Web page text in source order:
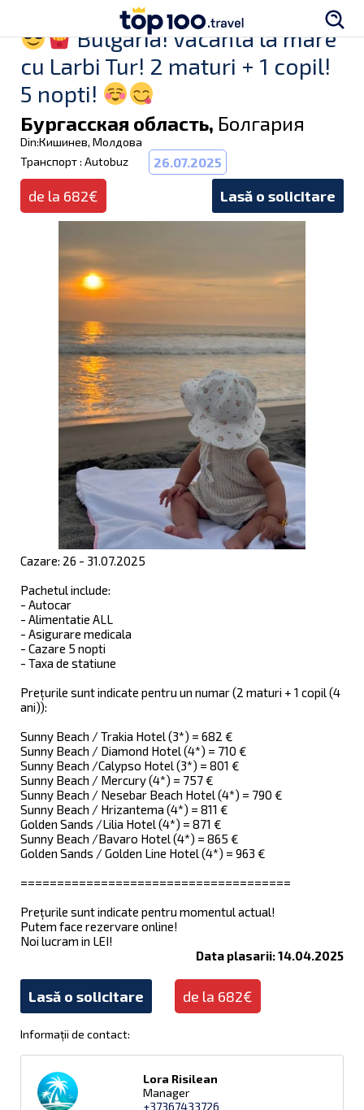
Bulgaria! Vacanta la mare
cu Larbi Tur! 2 maturi + 1 copil!
5 nopti!
Бургасская область, Болгария
Din:Кишинев, Молдова
Транспорт : Autobuz
26.07.2025
de la 682€ Lasă o solicitare
Cazare: 26 - 31.07.2025
Pachetul include:
- Autocar
- Alimentatie ALL
- Asigurare medicala
- Cazare 5 nopti
- Taxa de statiune
Prețurile sunt indicate pentru un numar (2 maturi + 1 copil (4
ani)):
Sunny Beach / Trakia Hotel (3*) = 682 €
Sunny Beach / Diamond Hotel (4*) = 710 €
Sunny Beach /Calypso Hotel (3*) = 801 €
Sunny Beach / Mercury (4*) = 757 €
Sunny Beach / Nesebar Beach Hotel (4*) = 790 €
Sunny Beach / Hrizantema (4*) = 811 €
Golden Sands /Lilia Hotel (4*) = 871 €
Sunny Beach /Bavaro Hotel (4*) = 865 €
Golden Sands / Golden Line Hotel (4*) = 963 €
=====================================
Prețurile sunt indicate pentru momentul actual!
Putem face rezervare online!
Noi lucram in LEI!
Data plasarii: 14.04.2025
Lasă o solicitare de la 682€
Informații de contact:
Lora Risilean
Manager
+37367433726